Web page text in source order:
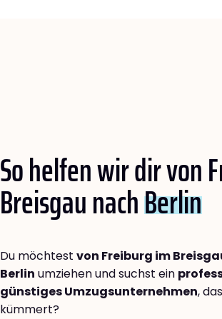
So helfen wir dir von
Breisgau nachBerlin
Du möchtest von Freiburg im
Berlin umziehen und suchst ein
günstiges Umzugsunternehmen,
kümmert?